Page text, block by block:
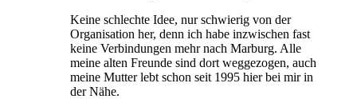
Keine schlechte Idee, nur schwierig von der
Organisation her, denn ich habe inzwischen fast
keine Verbindungen mehr nach Marburg. Alle
meine alten Freunde sind dort weggezogen, auch
meine Mutter lebt schon seit 1995 hier bei mir in
der Nähe.